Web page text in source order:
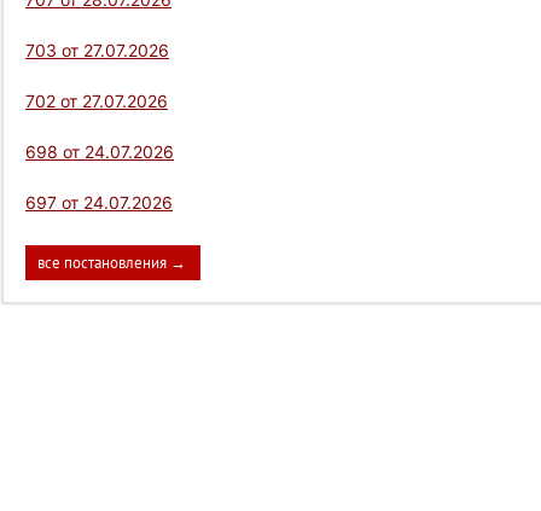
703 от 27.07.2026
702 от 27.07.2026
698 от 24.07.2026
697 от 24.07.2026
все постановления →